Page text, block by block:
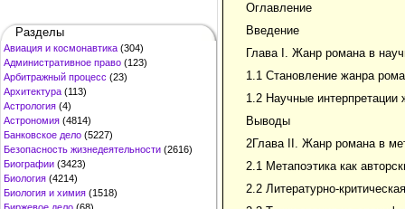
Разделы
Авиация и космонавтика (304)
Административное право (123)
Арбитражный процесс (23)
Архитектура (113)
Астрология (4)
Астрономия (4814)
Банковское дело (5227)
Безопасность жизнедеятельности (2616)
Биографии (3423)
Биология (4214)
Биология и химия (1518)
Оглавление
Введение
Глава I. Жанр романа в
1.1 Становление жанра
1.2 Научные интерпретации
Выводы
2Глава II. Жанр романа в
2.1 Метапоэтика как
2.2 Литературно-